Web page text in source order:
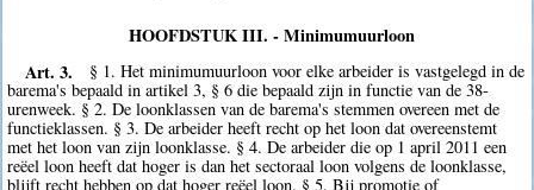
HOOFDSTUK III. - Minimumuurloon
Art. 3.
§ 1. Het minimumuurloon voor elke arbeider is vastgelegd in de
barema's bepaald in artikel 3, § 6 die bepaald zijn in functie van de 38-
urenweek. § 2. De loonklassen van de barema's stemmen overeen met de
functieklassen. § 3. De arbeider heeft recht op het loon dat overeenstemt
met het loon van zijn loonklasse. § 4. De arbeider die op 1 april 2011 een
reëel loon heeft dat hoger is dan het sectoraal loon volgens de loonklasse,
blijft recht hebben op dat hoger reëel loon. § 5. Bij promotie of